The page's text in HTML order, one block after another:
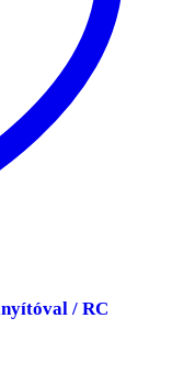
/ RC